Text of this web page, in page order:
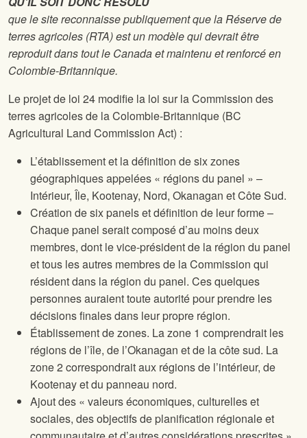
que le sitereconnaisse publiquement que la Réserve de
terres agricoles (RTA) est un modèle qui devrait être
reproduit dans tout le Canada et maintenu et renforcé en
Colombie-Britannique.
Le projet de loi 24 modifie la loi sur la Commission des
terres agricoles de la Colombie-Britannique (BC
Agricultural Land Commission Act) :
L’établissement et la définition de six zones
géographiques appelées « régions du panel » –
Intérieur, Île, Kootenay, Nord, Okanagan et Côte Sud.
Création de six panels et définition de leur forme –
Chaque panel serait composé d’au moins deux
membres, dont le vice-président de la région du panel
et tous les autres membres de la Commission qui
résident dans la région du panel. Ces quelques
personnes auraient toute autorité pour prendre les
décisions finales dans leur propre région.
Établissement de zones. La zone 1 comprendrait les
régions de l’île, de l’Okanagan et de la côte sud. La
zone 2 correspondrait aux régions de l’intérieur, de
Kootenay et du panneau nord.
Ajout des « valeurs économiques, culturelles et
sociales, des objectifs de planification régionale et